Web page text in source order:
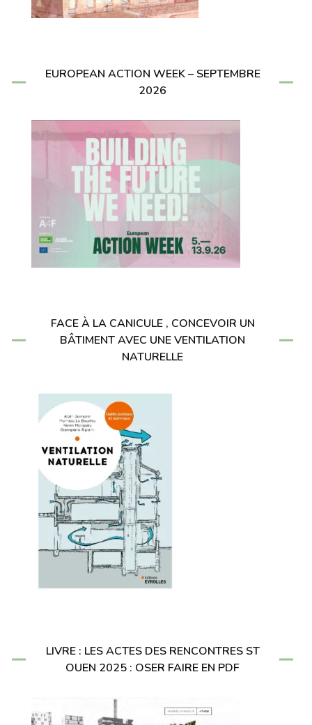
EUROPEAN ACTION WEEK – SEPTEMBRE
2026
FACE À LA CANICULE , CONCEVOIR UN
BÂTIMENT AVEC UNE VENTILATION
NATURELLE
LIVRE : LES ACTES DES RENCONTRES ST
OUEN 2025 : OSER FAIRE EN PDF